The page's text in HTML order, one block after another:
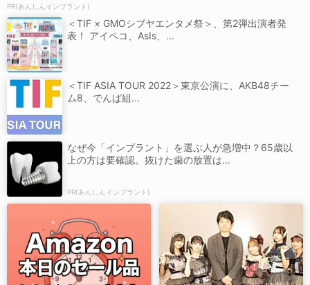
PR(あんしんインプラント)
＜TIF × GMOシブヤエンタメ祭＞、第2弾出演者発
表！ アイペコ、AsIs、...
＜TIF ASIA TOUR 2022＞東京公演に、AKB48チー
ム8、でんぱ組...
なぜ今「インプラント」を選ぶ人が急増中？65歳以
上の方は要確認。抜けた歯の放置は...
PR(あんしんインプラント)